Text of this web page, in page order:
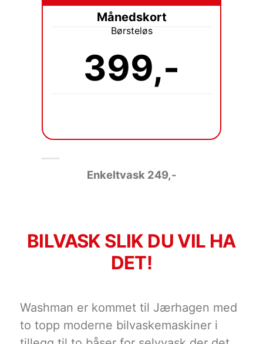
Månedskort
Børsteløs
399,-
Enkeltvask 249,-
BILVASK SLIK DU VIL HA
DET!
Washman er kommet til Jærhagen med
to topp moderne bilvaskemaskiner i